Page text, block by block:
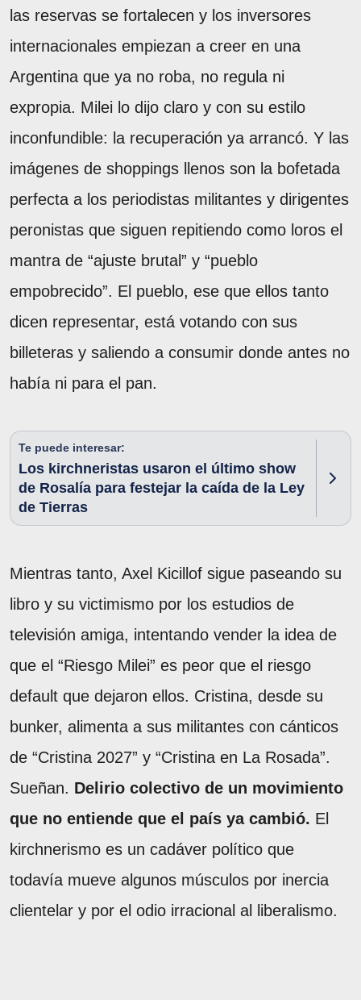
las reservas se fortalecen y los inversores
internacionales empiezan a creer en una
Argentina que ya no roba, no regula ni
expropia. Milei lo dijo claro y con su estilo
inconfundible: la recuperación ya arrancó. Y las
imágenes de shoppings llenos son la bofetada
perfecta a los periodistas militantes y dirigentes
peronistas que siguen repitiendo como loros el
mantra de “ajuste brutal” y “pueblo
empobrecido”. El pueblo, ese que ellos tanto
dicen representar, está votando con sus
billeteras y saliendo a consumir donde antes no
había ni para el pan.
Te puede interesar:
Los kirchneristas usaron el último show
de Rosalía para festejar la caída de la Ley
de Tierras
Mientras tanto, Axel Kicillof sigue paseando su
libro y su victimismo por los estudios de
televisión amiga, intentando vender la idea de
que el “Riesgo Milei” es peor que el riesgo
default que dejaron ellos. Cristina, desde su
bunker, alimenta a sus militantes con cánticos
de “Cristina 2027” y “Cristina en La Rosada”.
Sueñan. Delirio colectivo de un movimiento
que no entiende que el país ya cambió. El
kirchnerismo es un cadáver político que
todavía mueve algunos músculos por inercia
clientelar y por el odio irracional al liberalismo.